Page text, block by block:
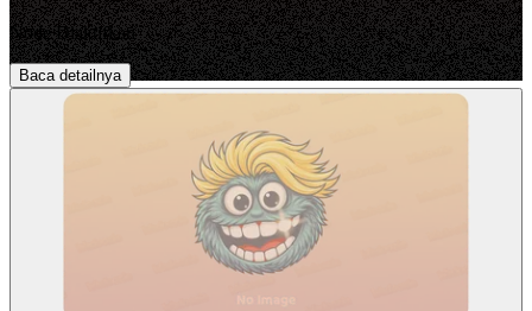
Node Diaktifkan
Baca detailnya
DapatkanWadooziePembaruan
Jadilah yang pertama mengetahui informasi tentang peluncuran
produk baru, pengumuman rute, dan aktivitas DAO.